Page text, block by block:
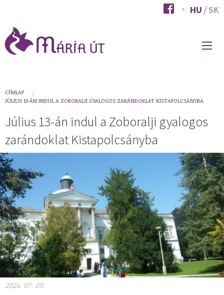
tartalomra
HU SK
You
here
CÍMLAP
JÚLIUS 13-ÁN INDUL A ZOBORALJI GYALOGOS ZARÁNDOKLAT KISTAPOLCSÁNYBA
Július 13-án indul a Zoboralji gyalogos
zarándoklat Kistapolcsányba
2024. 07. 09.